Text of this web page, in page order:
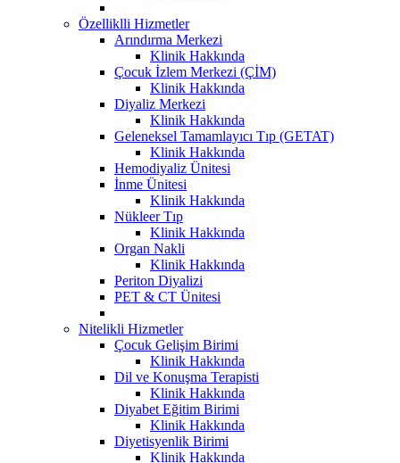
Özelliklli Hizmetler
Arındırma Merkezi
Klinik Hakkında
Çocuk İzlem Merkezi (ÇİM)
Klinik Hakkında
Diyaliz Merkezi
Klinik Hakkında
Geleneksel Tamamlayıcı Tıp (GETAT)
Klinik Hakkında
Hemodiyaliz Ünitesi
İnme Ünitesi
Klinik Hakkında
Nükleer Tıp
Klinik Hakkında
Organ Nakli
Klinik Hakkında
Periton Diyalizi
PET & CT Ünitesi
Nitelikli Hizmetler
Çocuk Gelişim Birimi
Klinik Hakkında
Dil ve Konuşma Terapisti
Klinik Hakkında
Diyabet Eğitim Birimi
Klinik Hakkında
Diyetisyenlik Birimi
Klinik Hakkında